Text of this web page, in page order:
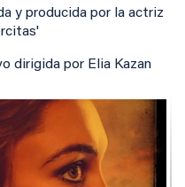
y producida por la actriz
dirigida por Elia Kazan